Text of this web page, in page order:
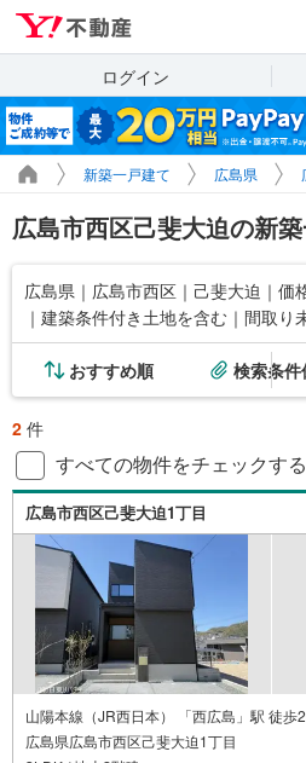
ログイン
新築一戸建て 広島県
広島市西区己斐大迫の新
広島県｜広島市西区｜己斐大迫｜価
｜建築条件付き土地を含む｜間取り
おすすめ順 検索条件
2 件
すべての物件をチェックする
広島市西区己斐大迫1丁目
山陽本線（JR西日本） 「西広島」駅 徒歩
広島県広島市西区己斐大迫1丁目